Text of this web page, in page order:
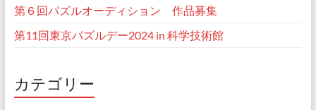
第６回パズルオーディション 作品募集
第11回東京パズルデー2024 in 科学技術館
カテゴリー